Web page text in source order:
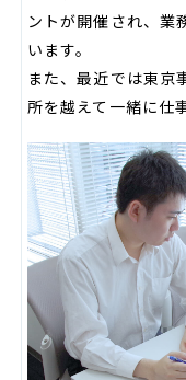
ントが開催され、業
います。
また、最近では東京
所を越えて一緒に仕